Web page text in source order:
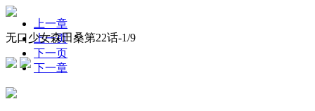
无口少女森田桑第22话-1/9
上一章
上一页
下一页
下一章